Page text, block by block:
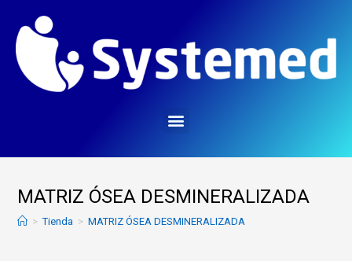
MATRIZ ÓSEA DESMINERALIZADA
> Tienda > MATRIZ ÓSEA DESMINERALIZADA